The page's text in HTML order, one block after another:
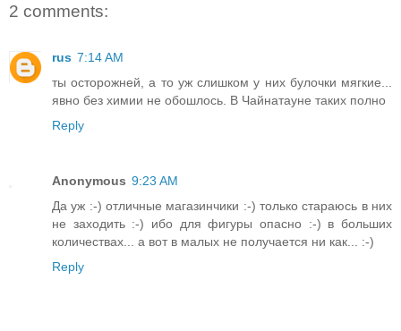
2 comments:
rus 7:14 AM
ты осторожней, а то уж слишком у них булочки мягкие...
явно без химии не обошлось. В Чайнатауне таких полно
Reply
Anonymous 9:23 AM
Да уж :-) отличные магазинчики :-) только стараюсь в них
не заходить :-) ибо для фигуры опасно :-) в больших
количествах... а вот в малых не получается ни как... :-)
Reply